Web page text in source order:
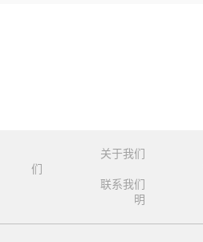
关于我们
们
联系我们
明